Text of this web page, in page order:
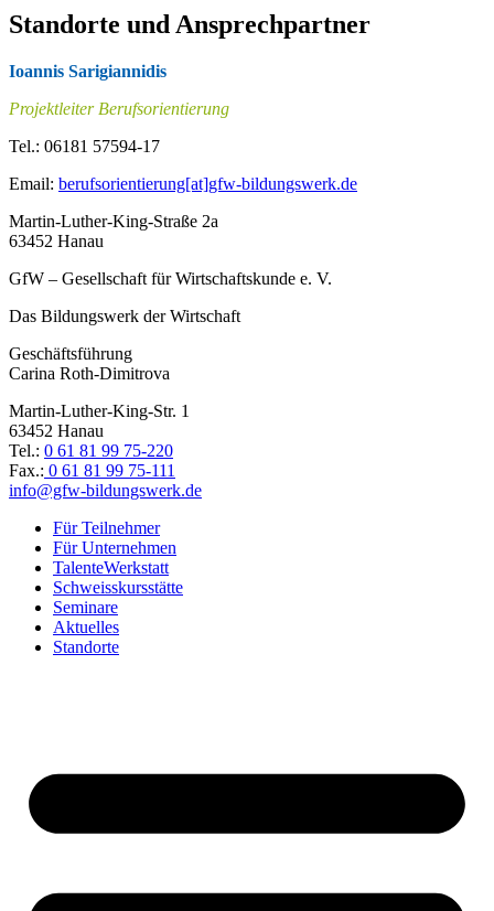
Standorte und Ansprechpartner
Ioannis Sarigiannidis
Projektleiter Berufsorientierung
Tel.: 06181 57594-17
Email: berufsorientierung[at]gfw-bildungswerk.de
Martin-Luther-King-Straße 2a
63452 Hanau
GfW – Gesellschaft für Wirtschaftskunde e. V.
Das Bildungswerk der Wirtschaft
Geschäftsführung
Carina Roth-Dimitrova
Martin-Luther-King-Str. 1
63452 Hanau
Tel.: 0 61 81 99 75-220
Fax.: 0 61 81 99 75-111
info@gfw-bildungswerk.de
Für Teilnehmer
Für Unternehmen
TalenteWerkstatt
Schweisskursstätte
Seminare
Aktuelles
Standorte